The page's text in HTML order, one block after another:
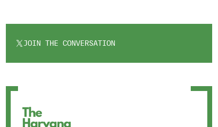
JOIN THE CONVERSATION
OPENS